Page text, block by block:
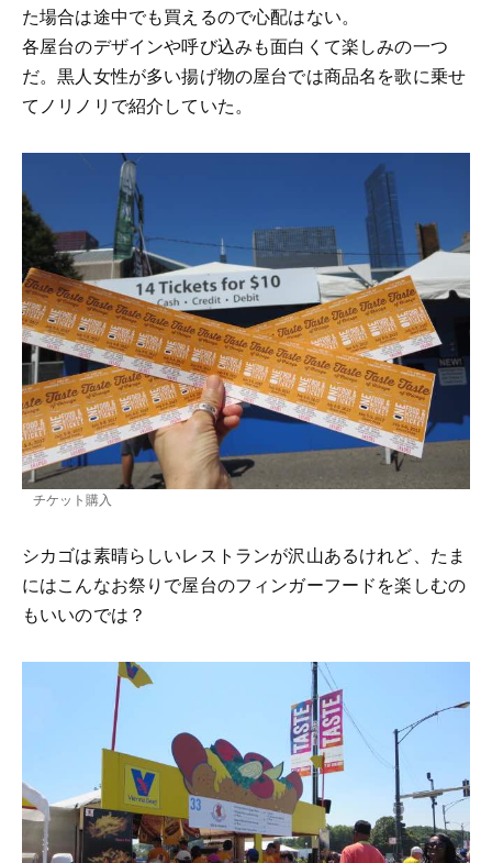
た場合は途中でも買えるので心配はない。
各屋台のデザインや呼び込みも面白くて楽しみの一つ
だ。黒人女性が多い揚げ物の屋台では商品名を歌に乗せ
てノリノリで紹介していた。
チケット購入
シカゴは素晴らしいレストランが沢山あるけれど、たま
にはこんなお祭りで屋台のフィンガーフードを楽しむの
もいいのでは？